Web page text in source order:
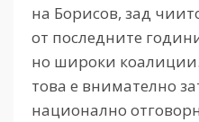
на Борисов, зад
от последните
но широки коалиции.
това е внимателно
национално